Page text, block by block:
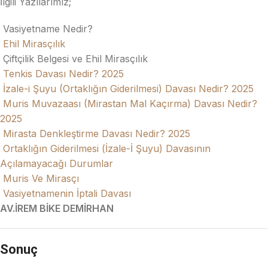
Vasiyetname Nedir?
Ehil Mirasçılık
Çiftçilik Belgesi ve Ehil Mirasçılık
Tenkis Davası Nedir? 2025
İzale-i Şuyu (Ortaklığın Giderilmesi) Davası Nedir? 2025
Muris Muvazaası (Mirastan Mal Kaçırma) Davası Nedir?
2025
Mirasta Denkleştirme Davası Nedir? 2025
Ortaklığın Giderilmesi (İzale-İ Şuyu) Davasının
Açılamayacağı Durumlar
Muris Ve Mirasçı
Vasiyetnamenin İptali Davası
AV.İREM BİKE DEMİRHAN
Sonuç